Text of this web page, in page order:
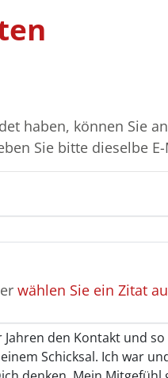
haben, können Sie
Sie bitte dieselbe
wählen Sie ein Zitat